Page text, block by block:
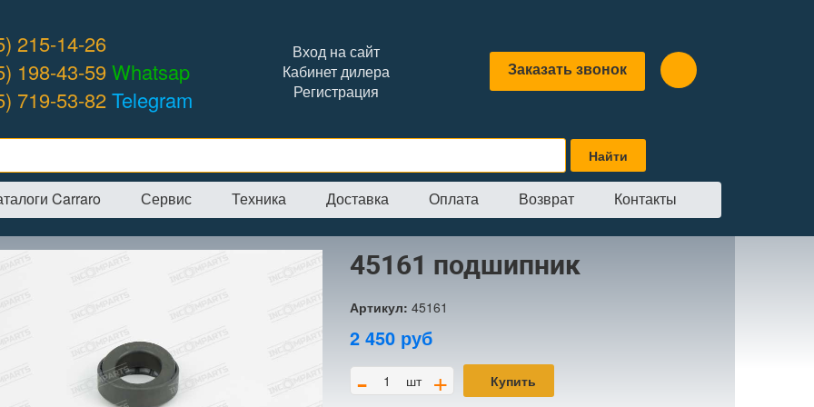
215-14-26
198-43-59Whatsap
719-53-82Telegram
Вход на сайт
Кабинет дилера
Регистрация
Заказать звонок
Carraro Сервис Техника Доставка Оплата Возврат Контакты
→Интернет-магазин →CARRARO Подшипники 45161 подшипник
45161 подшипник
Артикул: 45161
2 450 руб
- шт + Купить